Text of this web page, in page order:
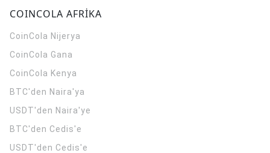
COINCOLA AFRİKA
CoinCola Nijerya
CoinCola Gana
CoinCola Kenya
BTC'den Naira'ya
USDT'den Naira'ye
BTC'den Cedis'e
USDT'den Cedis'e